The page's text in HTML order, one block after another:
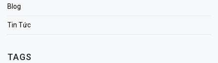
Blog
Tin Tức
TAGS